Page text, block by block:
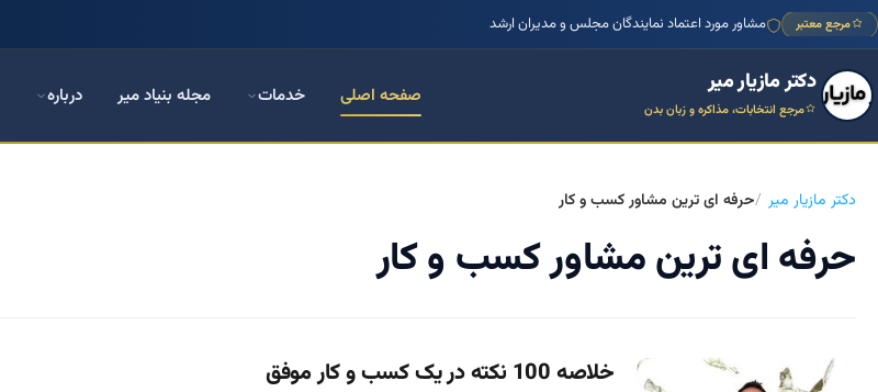
مرجع معتبر مشاور مورد اعتماد نمایندگان مجلس و مدیران ارشد
دکتر مازیار میر
مرجع انتخابات، مذاکره و زبان بدن
صفحه اصلی خدمات مجله بنیاد میر درباره
دکتر مازیار میر حرفه ای ترین مشاور کسب و کار
حرفه ای ترین مشاور کسب و کار
خلاصه 100 نکته در یک کسب و کار موفق